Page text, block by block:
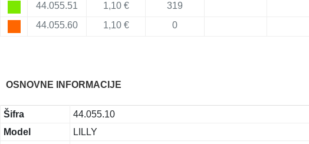
44.055.51
1,10 € 319
44.055.60
1,10 € 0
OSNOVNE INFORMACIJE
Šifra
44.055.10
Model
LILLY